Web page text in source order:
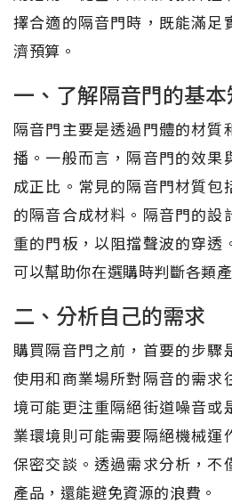
擇合適的隔音門時，既能滿足
濟預算。
一、了解隔音門的基
隔音門主要是透過門體的材質
播。一般而言，隔音門的效果
成正比。常見的隔音門材質包
的隔音合成材料。隔音門的設
重的門板，以阻擋聲波的穿透
可以幫助你在選購時判斷各類
二、分析自己的需求
購買隔音門之前，首要的步驟
使用和商業場所對隔音的需求
境可能更注重隔絕街道噪音或
業環境則可能需要隔絕機械運
保密交談。透過需求分析，不
產品，還能避免資源的浪費。